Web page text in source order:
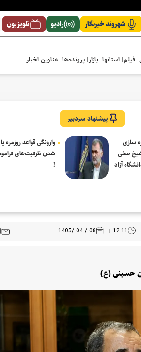
شهروند خبرنگار رادیو تلویزیون
فیلم استانها بازار پرونده‌ها عناوین اخبار
خورد
پیشنهاد سردبیر
سازی
صفی
آزاد
وارونگی قواعد روزمره
شدن ظرفیت‌های
!
12:11
08 / 04 /1405
حسینی (ع)